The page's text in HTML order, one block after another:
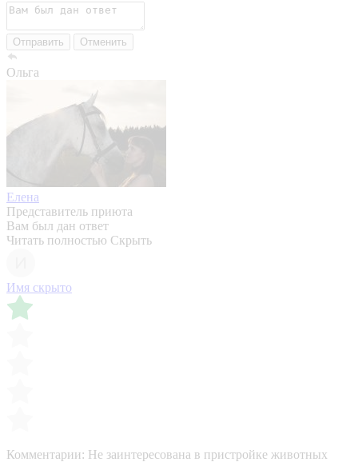
Отправить Отменить
Ольга
Елена
Представитель приюта
Вам был дан ответ
Читать полностью Скрыть
Имя скрыто
Комментарии: Не заинтересована в пристройке животных